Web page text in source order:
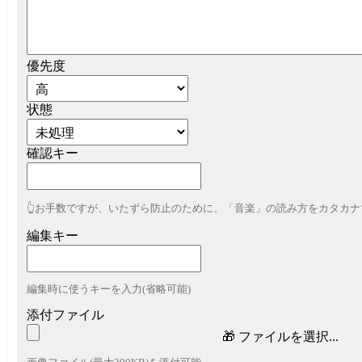
優先度
状態
確認キー
👆お手数ですが、いたずら防止のために、「音楽」の読み方をカタカナ
編集キー
編集時に使うキーを入力(省略可能)
添付ファイル
🎁 ファイルを選択...